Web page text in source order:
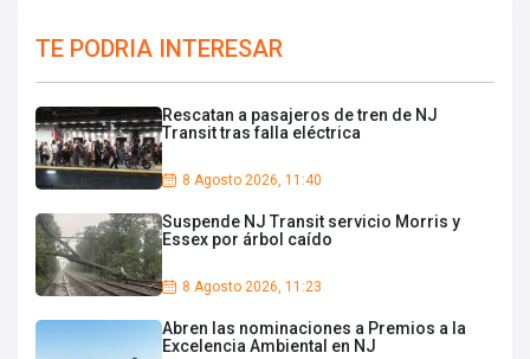
TE PODRIA INTERESAR
Rescatan a pasajeros de tren de NJ
Transit tras falla eléctrica
8 Agosto 2026, 11:40
Suspende NJ Transit servicio Morris y
Essex por árbol caído
8 Agosto 2026, 11:23
Abren las nominaciones a Premios a la
Excelencia Ambiental en NJ